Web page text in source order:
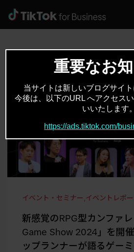
イベント・セミナー
イベント・セミナー イベントレポー
新感覚のRPG型カンファ
Game Show 2024」を開
ップランナーが語るゲー
重要なお
当サイトは新しいブログサイト
今後は、以下のURL へアクセス
いいたします。
https://ads.tiktok.com/